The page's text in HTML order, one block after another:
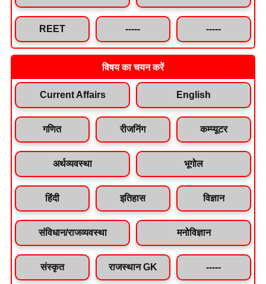
REET ----- -----
विषय का चयन करें
Current Affairs English
गणित रीजनिंग कम्प्यूटर
अर्थव्यवस्था भूगोल
हिंदी इतिहास विज्ञान
संविधान/राजव्यवस्था मनोविज्ञान
संस्कृत राजस्थान GK -----